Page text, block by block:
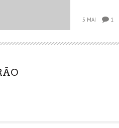
5 MAI 1